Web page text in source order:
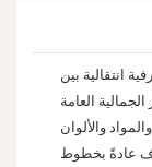
انتقالية بين
العامة
عادةً بخطوط